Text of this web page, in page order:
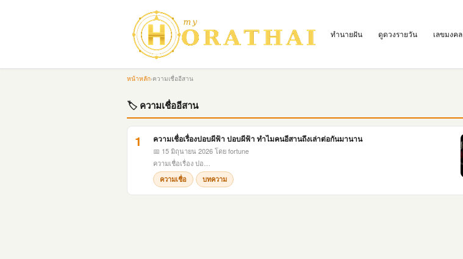
ทำนายฝัน ดูดวงรายวัน เลขมงคล
หน้าหลัก›ความเชื่ออีสาน
🏷 ความเชื่ออีสาน
1 ความเชื่อเรื่องปอบผีฟ้า ปอบผีฟ้า ทำไมคนอีสานถึงเล่าต่อกันมานาน
📅 15 มิถุนายน 2026โดย fortune
ความเชื่อเรื่อง ปอ…
ความเชื่อ บทความ